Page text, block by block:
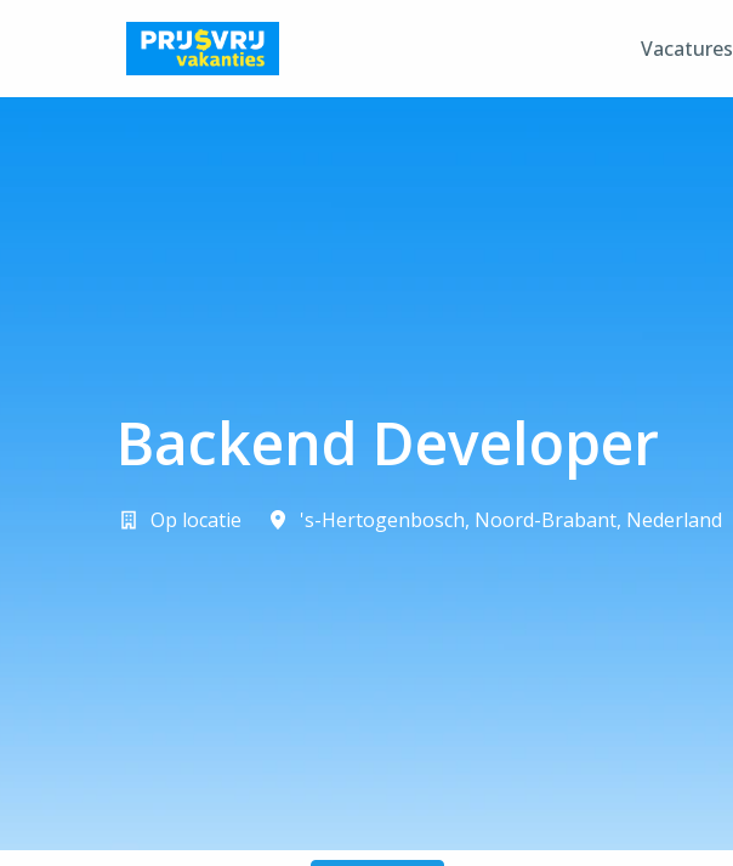
Homepagina Vacatures
Backend Developer
Op locatie 's-Hertogenbosch, Noord-Brabant, Nederland